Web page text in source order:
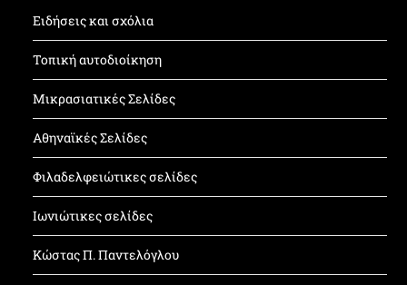
Ειδήσεις και σχόλια
Τοπική αυτοδιοίκηση
Μικρασιατικές Σελίδες
Αθηναϊκές Σελίδες
Φιλαδελφειώτικες σελίδες
Ιωνιώτικες σελίδες
Κώστας Π. Παντελόγλου